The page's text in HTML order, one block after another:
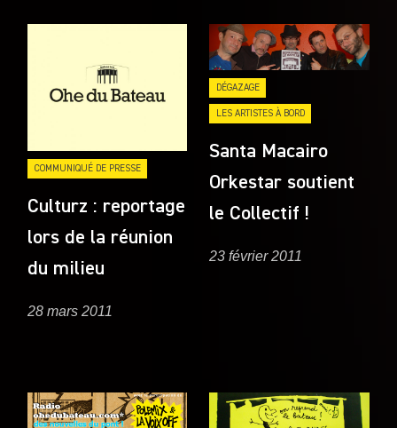
COMMUNIQUÉ DE PRESSE
Culturz : reportage
lors de la réunion
du milieu
28 mars 2011
DÉGAZAGE
LES ARTISTES À BORD
Santa Macairo
Orkestar soutient
le Collectif !
23 février 2011